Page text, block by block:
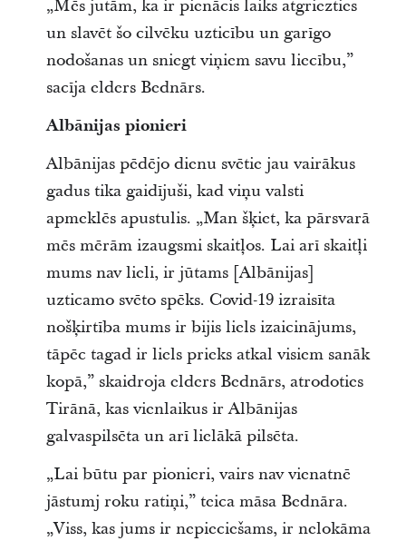
„Mēs jutām, ka ir pienācis laiks atgriezties
un slavēt šo cilvēku uzticību un garīgo
nodošanas un sniegt viņiem savu liecību,”
sacīja elders Bednārs.
Albānijas pionieri
Albānijas pēdējo dienu svētie jau vairākus
gadus tika gaidījuši, kad viņu valsti
apmeklēs apustulis. „Man šķiet, ka pārsvarā
mēs mērām izaugsmi skaitļos. Lai arī skaitļi
mums nav lieli, ir jūtams [Albānijas]
uzticamo svēto spēks. Covid-19 izraisīta
nošķirtība mums ir bijis liels izaicinājums,
tāpēc tagad ir liels prieks atkal visiem sanāk
kopā,” skaidroja elders Bednārs, atrodoties
Tirānā, kas vienlaikus ir Albānijas
galvaspilsēta un arī lielākā pilsēta.
„Lai būtu par pionieri, vairs nav vienatnē
jāstumj roku ratiņi,” teica māsa Bednāra.
„Viss, kas jums ir nepieciešams, ir nelokāma